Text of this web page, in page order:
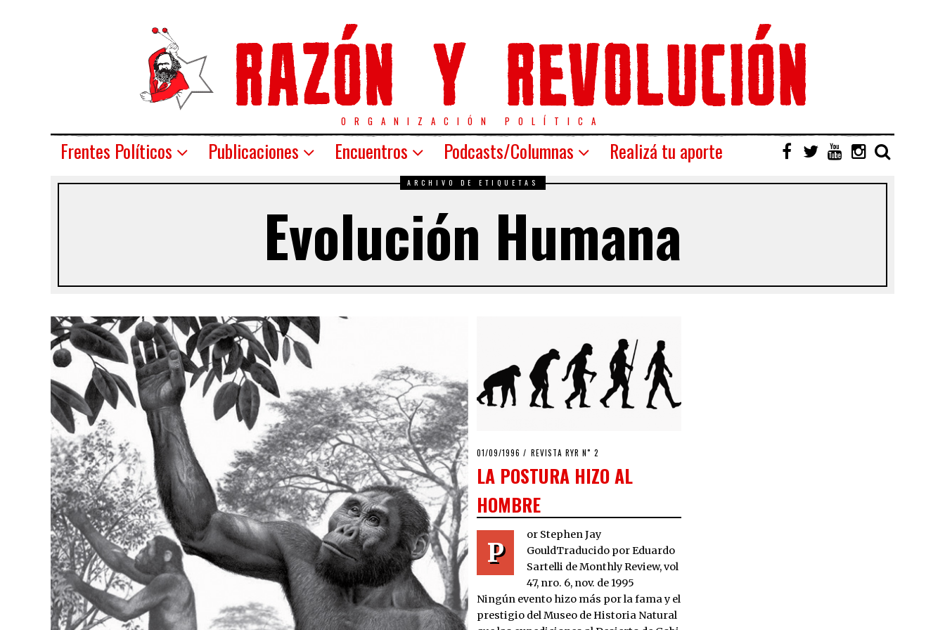
ORGANIZACIÓN POLÍTICA
Frentes Políticos Publicaciones Encuentros Podcasts/Columnas Realizá tu aporte
ARCHIVO DE ETIQUETAS
Evolución Humana
POSTED
01/09/1996 18/04/2020
REVISTA RYR N˚ 2
LA POSTURA HIZO AL
HOMBRE
P
or Stephen Jay
GouldTraducido por Eduardo
Sartelli de Monthly Review, vol
47, nro. 6, nov. de 1995
Ningún evento hizo más por la fama y el
prestigio del Museo de Historia Natural